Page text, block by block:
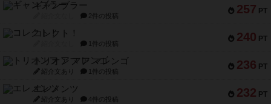
257 PT
ギャンブラー
2件の投稿
240 PT
コレクト！
1件の投稿
236 PT
トリオンフ ア マレンゴ
紹介文あり 1件の投稿
232 PT
エレメンツ
紹介文あり 4件の投稿